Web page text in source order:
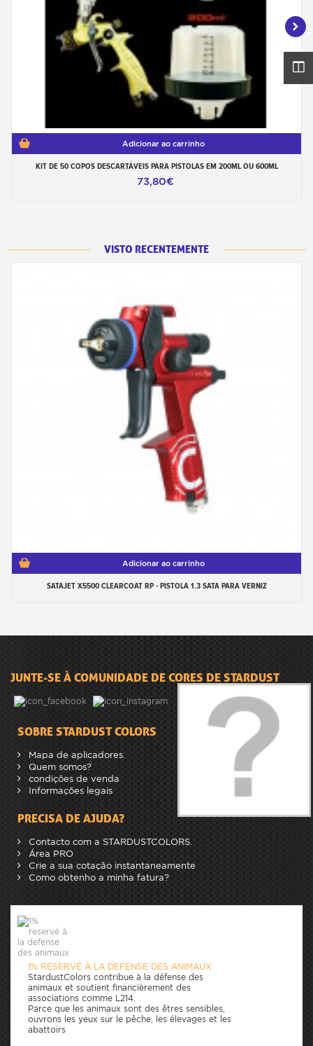
Adicionar ao carrinho
KIT DE 50 COPOS DESCARTÁVEIS PARA PISTOLAS EM 200ML OU 600ML
73,80€
VISTO RECENTEMENTE
Adicionar ao carrinho
SATAJET X5500 CLEARCOAT RP - PISTOLA 1.3 SATA PARA VERNIZ
JUNTE-SE À COMUNIDADE DE CORES DE STARDUST
SOBRE STARDUST COLORS
Mapa de aplicadores.
Quem somos?
condições de venda
Informações legais
PRECISA DE AJUDA?
Contacto com a STARDUSTCOLORS.
Área PRO
Crie a sua cotação instantaneamente
Como obtenho a minha fatura?
1% RESERVÉ À LA DEFENSE DES ANIMAUX
StardustColors contribue à la défense des
animaux et soutient financièrement des
associations comme L214.
Parce que les animaux sont des êtres sensibles,
ouvrons les yeux sur le pêche, les élevages et les
abattoirs